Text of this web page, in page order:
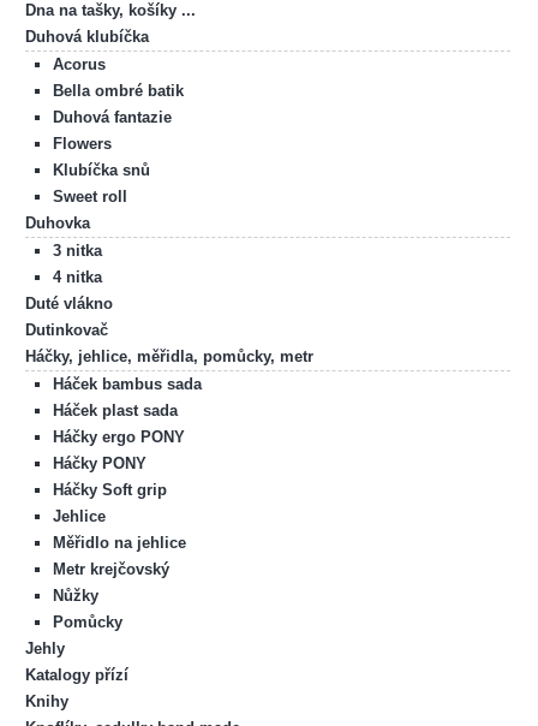
Dna na tašky, košíky ...
Duhová klubíčka
Acorus
Bella ombré batik
Duhová fantazie
Flowers
Klubíčka snů
Sweet roll
Duhovka
3 nitka
4 nitka
Duté vlákno
Dutinkovač
Háčky, jehlice, měřidla, pomůcky, metr
Háček bambus sada
Háček plast sada
Háčky ergo PONY
Háčky PONY
Háčky Soft grip
Jehlice
Měřidlo na jehlice
Metr krejčovský
Nůžky
Pomůcky
Jehly
Katalogy přízí
Knihy